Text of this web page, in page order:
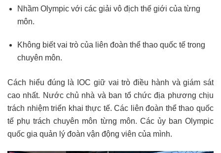
Nhầm Olympic với các giải vô địch thế giới của từng
môn.
Không biết vai trò của liên đoàn thể thao quốc tế trong
chuyên môn.
Cách hiểu đúng là IOC giữ vai trò điều hành và giám sát
cao nhất. Nước chủ nhà và ban tổ chức địa phương chịu
trách nhiệm triển khai thực tế. Các liên đoàn thể thao quốc
tế phụ trách chuyên môn từng môn. Các ủy ban Olympic
quốc gia quản lý đoàn vận động viên của mình.